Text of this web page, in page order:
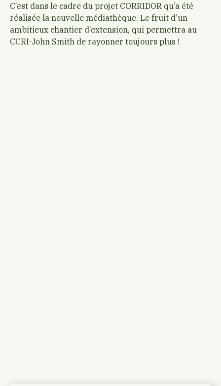
C’est dans le cadre du projet CORRIDOR qu’a été
réalisée la nouvelle médiathèque. Le fruit d’un
ambitieux chantier d’extension, qui permettra au
CCRI-John Smith de rayonner toujours plus !